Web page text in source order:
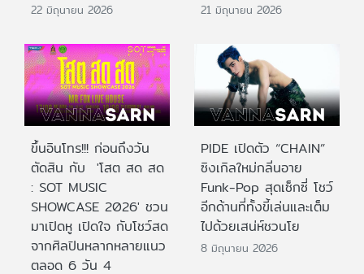
22 มิถุนายน 2026 21 มิถุนายน 2026
ขึ้นอินโทร!!! ก่อนถึงวัน
ตัดสิน กับ 'โสต สด สด
: SOT MUSIC
SHOWCASE 2026' ชวน
มาเปิดหู เปิดใจ กับโชว์สด
จากศิลปินหลากหลายแนว
ตลอด 6 วัน 4
PIDE เปิดตัว “CHAIN”
ซิงเกิลใหม่กลิ่นอาย
Funk-Pop สุดเซ็กซี่ โชว์
อีกด้านที่ทั้งขี้เล่นและเต็ม
ไปด้วยเสน่ห์ชวนโย
8 มิถุนายน 2026